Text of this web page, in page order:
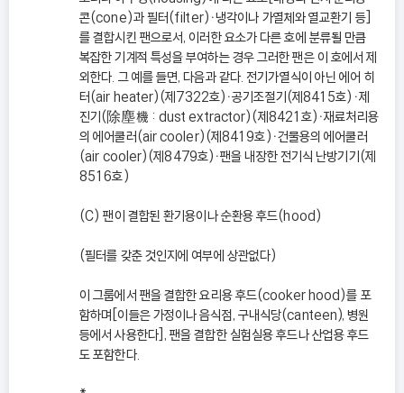
콘(cone)과 필터(filter)ㆍ냉각이나 가열체와 열교환기 등]
를 결합시킨 팬으로서, 이러한 요소가 다른 호에 분류될 만큼
복잡한 기계적 특성을 부여하는 경우 그러한 팬은 이 호에서 제
외한다. 그 예를 들면, 다음과 같다. 전기가열식이 아닌 에어 히
터(air heater)(제7322호)ㆍ공기조절기(제8415호)ㆍ제
진기(除塵機 : dust extractor)(제8421호)ㆍ재료처리용
의 에어쿨러(air cooler)(제8419호)ㆍ건물용의 에어쿨러
(air cooler)(제8479호)ㆍ팬을 내장한 전기식 난방기기(제
8516호)
(C) 팬이 결합된 환기용이나 순환용 후드(hood)
(필터를 갖춘 것인지에 여부에 상관없다)
이 그룹에서 팬을 결합한 요리용 후드(cooker hood)를 포
함하며[이들은 가정이나 음식점, 구내식당(canteen), 병원
등에서 사용한다], 팬을 결합한 실험실용 후드나 산업용 후드
도 포함한다.